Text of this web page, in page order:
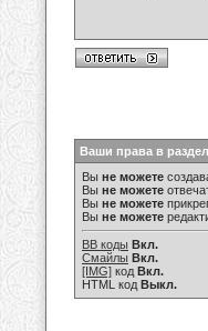
Ваши права в
Вы не можете
Вы не можете
Вы не можете
Вы не можете
BB коды Вкл.
Смайлы Вкл.
[IMG] код Вкл.
HTML код Выкл.